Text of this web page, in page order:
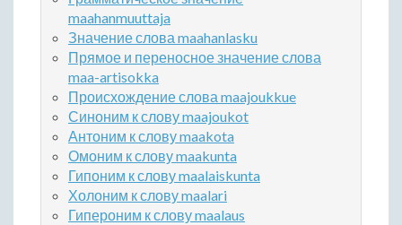
maahanmuuttaja
Значение слова maahanlasku
Прямое и переносное значение слова
maa-artisokka
Происхождение слова maajoukkue
Синоним к слову maajoukot
Антоним к слову maakota
Омоним к слову maakunta
Гипоним к слову maalaiskunta
Холоним к слову maalari
Гипероним к слову maalaus